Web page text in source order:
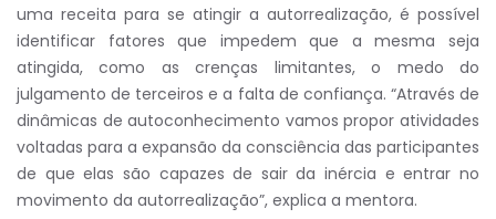
uma receita para se atingir a autorrealização, é possível
identificar fatores que impedem que a mesma seja
atingida, como as crenças limitantes, o medo do
julgamento de terceiros e a falta de confiança. “Através de
dinâmicas de autoconhecimento vamos propor atividades
voltadas para a expansão da consciência das participantes
de que elas são capazes de sair da inércia e entrar no
movimento da autorrealização”, explica a mentora.